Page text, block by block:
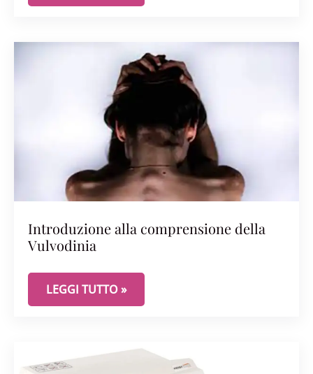
Introduzione alla comprensione della
Vulvodinia
INTRODUZIONE ALLA COMPRENSIONE DELLA
LEGGI TUTTO »